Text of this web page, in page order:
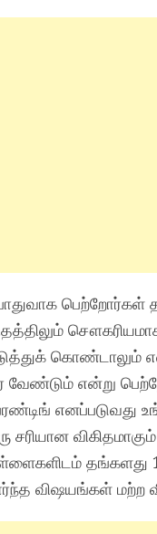
பெற்றோர்கள்
கொண்டாலும்
வேண்டும் என்று
எனப்படுவது
சரியான
தங்களது
விஷயங்கள் மற்ற